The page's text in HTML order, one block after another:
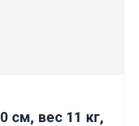
см, вес 11 кг,